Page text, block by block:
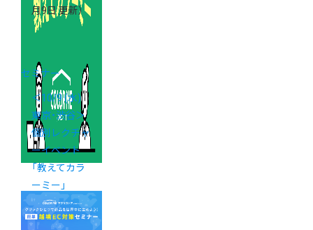
月9日 更新）
セミナー
＜10/9 (水)
東京・渋谷＞
個別レクチャ
ーイベント
「教えてカラ
ーミー」